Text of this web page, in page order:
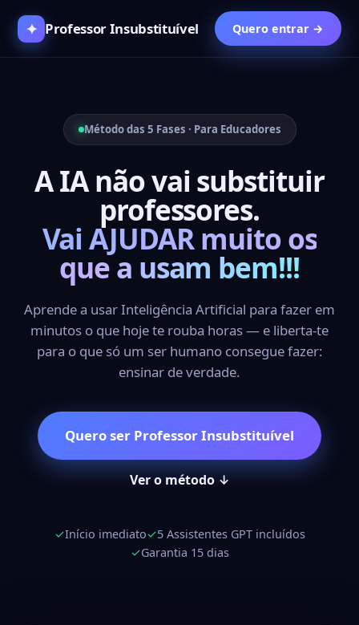
✦ Professor Insubstituível Quero entrar →
Método das 5 Fases · Para Educadores
A IA não vai substituir
professores.
Vai AJUDAR muito os
que a usam bem!!!
Aprende a usar Inteligência Artificial para fazer em
minutos o que hoje te rouba horas — e liberta-te
para o que só um ser humano consegue fazer:
ensinar de verdade.
Quero ser Professor Insubstituível
Ver o método ↓
✓Início imediato✓5 Assistentes GPT incluídos
✓Garantia 15 dias